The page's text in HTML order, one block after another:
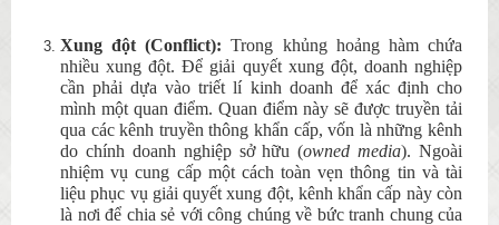
Xung đột (Conflict):Trong khủng hoảng hàm chứa
nhiều xung đột. Để giải quyết xung đột, doanh nghiệp
cần phải dựa vào triết lí kinh doanh để xác định cho
mình một quan điểm. Quan điểm này sẽ được truyền tải
qua các kênh truyền thông khẩn cấp, vốn là những kênh
do chính doanh nghiệp sở hữu (owned media). Ngoài
nhiệm vụ cung cấp một cách toàn vẹn thông tin và tài
liệu phục vụ giải quyết xung đột, kênh khẩn cấp này còn
là nơi để chia sẻ với công chúng về bức tranh chung của